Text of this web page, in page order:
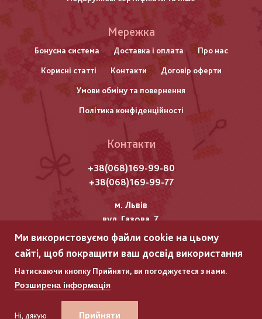
нижнього
колонтитулу
Мережка
Бонусна система Доставка і оплата Про нас
Корисні статті Контакти Договір оферти
Умови обміну та повернення
Політика конфіденційності
Контакти
+38(068)169-99-80
+38(068)169-99-77
м. Львів
вул. Газова, 7
Всі права захищені "Мережка"
Copyright © 2025
ГЛЯНЕЦЬ –РОЗРОБКА ІНТЕРНЕТ-МАГАЗИНІВ
ГЛЯНЕЦЬ –РОЗРОБКА ІНТЕРНЕТ-МАГАЗИНІВ
Ми використовуємо файли cookie на цьому
сайті, щоб покращити ваш досвід використання
Натискаючи кнопку Прийняти, ви погоджуєтеся з нами.
Розширена інформація
Ні, дякую Прийняти